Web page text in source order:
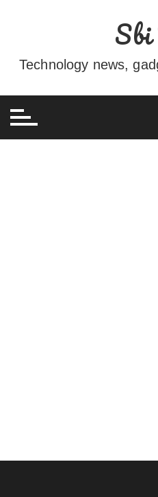
conteúdo
Sbi
Technology news,